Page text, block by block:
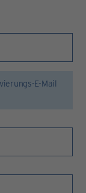
E-Mail